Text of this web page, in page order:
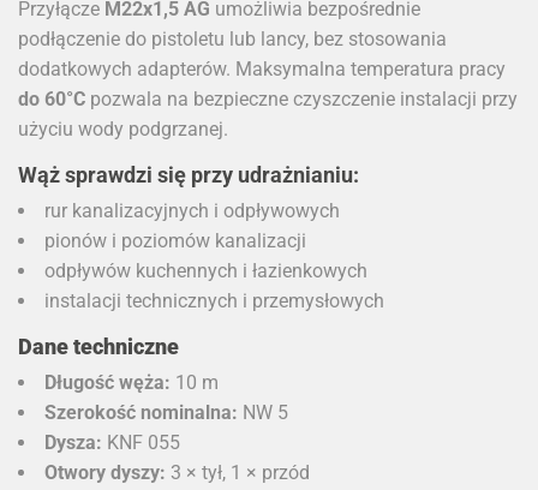
Przyłącze M22x1,5 AG umożliwia bezpośrednie
podłączenie do pistoletu lub lancy, bez stosowania
dodatkowych adapterów. Maksymalna temperatura pracy
do 60°C pozwala na bezpieczne czyszczenie instalacji przy
użyciu wody podgrzanej.
Wąż sprawdzi się przy udrażnianiu:
rur kanalizacyjnych i odpływowych
pionów i poziomów kanalizacji
odpływów kuchennych i łazienkowych
instalacji technicznych i przemysłowych
Dane techniczne
Długość węża: 10 m
Szerokość nominalna: NW 5
Dysza: KNF 055
Otwory dyszy: 3 × tył, 1 × przód